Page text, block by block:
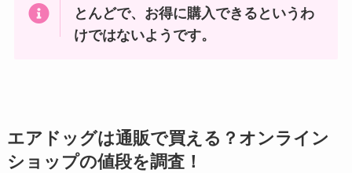
とんどで、お得に購入できるというわ
けではないようです。
エアドッグは通販で買える？オンライン
ショップの値段を調査！